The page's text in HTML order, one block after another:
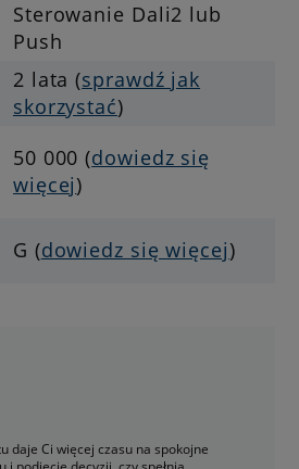
Sterowanie Dali2 lub
Push
2 lata (sprawdź jak
skorzystać)
50 000 (dowiedz się
więcej)
G (dowiedz się więcej)
daje Ci więcej czasu na spokojne